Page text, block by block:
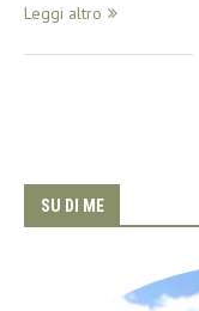
Leggi altro
SU DI ME